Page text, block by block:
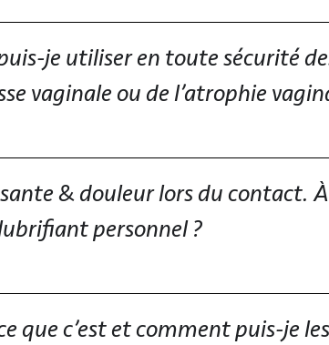
je utiliser en toute sécurité
vaginale ou de l’atrophie
& douleur lors du contact.
personnel ?
que c’est et comment puis-je